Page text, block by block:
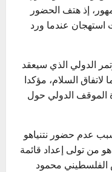
إذ هتف الحضور
استهجان عندما ورد
الدولي الذي سيعقد
السلام، مؤكدا
الموقف الدولي حول
عدم حضور نتنياهو
من تولى إعداد قائمة
الفلسطيني محمود